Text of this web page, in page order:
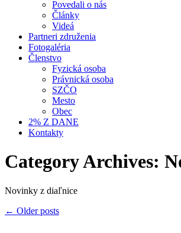
Povedali o nás
Články
Videá
Partneri združenia
Fotogaléria
Členstvo
Fyzická osoba
Právnická osoba
SZČO
Mesto
Obec
2% Z DANE
Kontakty
Category Archives:
Novinky z diaľnice
← Older posts